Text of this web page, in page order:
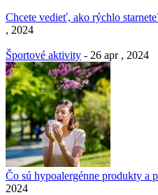
Chcete vedieť, ako rýchlo
, 2024
Športové aktivity - 26 apr , 2024
Čo sú hypoalergénne produkty a
2024